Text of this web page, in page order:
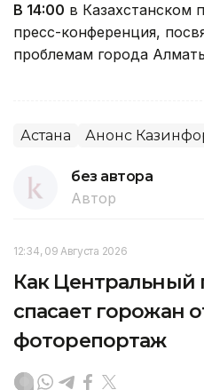
В 14:00 в Казахстанском
пресс-конференция,
проблемам города
Астана Анонс
без автора
Автор
12:34, 09 Августа 2026
Как Центральный
спасает горожан
фоторепортаж